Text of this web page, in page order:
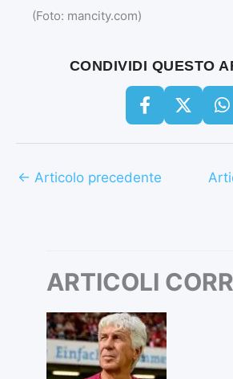
(Foto: mancity.com)
CONDIVIDI QUESTO
← Articolo precedente
ARTICOLI